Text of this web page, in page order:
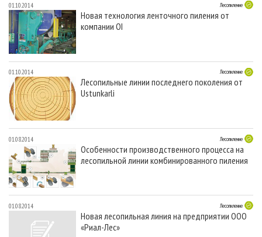
01.10.2014 Лесопиление
Новая технология ленточного пиления от
компании OI
01.10.2014 Лесопиление
Лесопильные линии последнего поколения от
Ustunkarli
01.08.2014 Лесопиление
Особенности производственного процесса на
лесопильной линии комбинированного пиления
01.08.2014 Лесопиление
Новая лесопильная линия на предприятии ООО
«Риал-Лес»